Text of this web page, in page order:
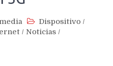
Dispositivo /
/ Noticias /